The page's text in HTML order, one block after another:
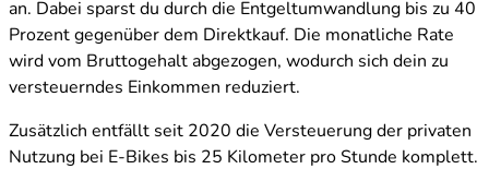
an. Dabei sparst du durch die Entgeltumwandlung bis zu 40
Prozent gegenüber dem Direktkauf. Die monatliche Rate
wird vom Bruttogehalt abgezogen, wodurch sich dein zu
versteuerndes Einkommen reduziert.
Zusätzlich entfällt seit 2020 die Versteuerung der privaten
Nutzung bei E-Bikes bis 25 Kilometer pro Stunde komplett.